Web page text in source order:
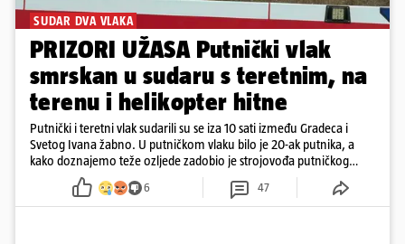
SUDAR DVA VLAKA
PRIZORI UŽASA Putnički vlak
smrskan u sudaru s teretnim, na
terenu i helikopter hitne
Putnički i teretni vlak sudarili su se iza 10 sati između Gradeca i
Svetog Ivana žabno. U putničkom vlaku bilo je 20-ak putnika, a
kako doznajemo teže ozljede zadobio je strojovođa putničkog
vlaka. Zatvoren je promet, a fotoreporteri Prigorskog objavili su
prve snimke s mjesta sudara
6 47